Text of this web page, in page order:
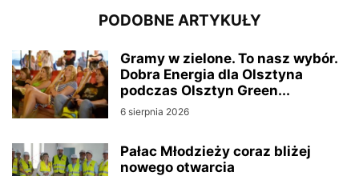
PODOBNE ARTYKUŁY
Gramy w zielone. To nasz wybór.
Dobra Energia dla Olsztyna
podczas Olsztyn Green...
6 sierpnia 2026
Pałac Młodzieży coraz bliżej
nowego otwarcia